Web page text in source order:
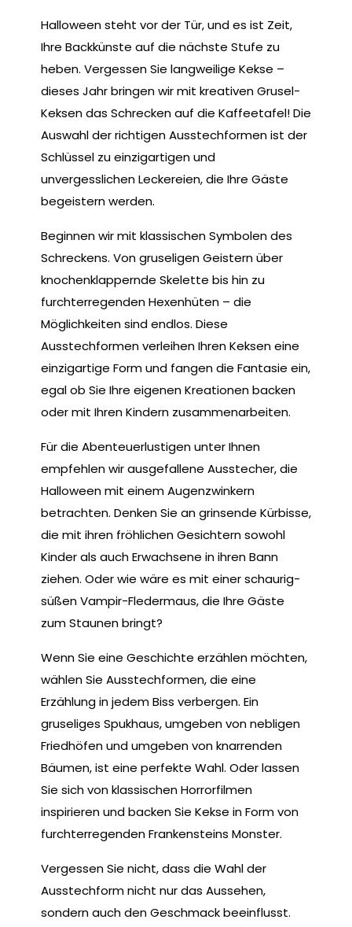
Halloween steht vor der Tür, und es ist Zeit,
Ihre Backkünste auf die nächste Stufe zu
heben. Vergessen Sie langweilige Kekse –
dieses Jahr bringen wir mit kreativen Grusel-
Keksen das Schrecken auf die Kaffeetafel! Die
Auswahl der richtigen Ausstechformen ist der
Schlüssel zu einzigartigen und
unvergesslichen Leckereien, die Ihre Gäste
begeistern werden.
Beginnen wir mit klassischen Symbolen des
Schreckens. Von gruseligen Geistern über
knochenklappernde Skelette bis hin zu
furchterregenden Hexenhüten – die
Möglichkeiten sind endlos. Diese
Ausstechformen verleihen Ihren Keksen eine
einzigartige Form und fangen die Fantasie ein,
egal ob Sie Ihre eigenen Kreationen backen
oder mit Ihren Kindern zusammenarbeiten.
Für die Abenteuerlustigen unter Ihnen
empfehlen wir ausgefallene Ausstecher, die
Halloween mit einem Augenzwinkern
betrachten. Denken Sie an grinsende Kürbisse,
die mit ihren fröhlichen Gesichtern sowohl
Kinder als auch Erwachsene in ihren Bann
ziehen. Oder wie wäre es mit einer schaurig-
süßen Vampir-Fledermaus, die Ihre Gäste
zum Staunen bringt?
Wenn Sie eine Geschichte erzählen möchten,
wählen Sie Ausstechformen, die eine
Erzählung in jedem Biss verbergen. Ein
gruseliges Spukhaus, umgeben von nebligen
Friedhöfen und umgeben von knarrenden
Bäumen, ist eine perfekte Wahl. Oder lassen
Sie sich von klassischen Horrorfilmen
inspirieren und backen Sie Kekse in Form von
furchterregenden Frankensteins Monster.
Vergessen Sie nicht, dass die Wahl der
Ausstechform nicht nur das Aussehen,
sondern auch den Geschmack beeinflusst.